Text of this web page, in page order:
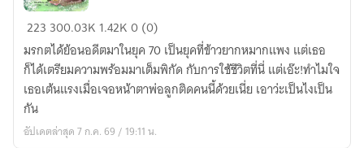
70s
(มี
E-
book)
ย้อน
มา
มี
ครอบครัว
ที่
อบอุ่น
223 300.03K 1.42K0 (0)
มรกตได้ย้อนอดีตมาในยุค 70 เป็นยุคที่ข้าวยากหมากแพง แต่เธอ
ก็ได้เตรียมความพร้อมมาเต็มพิกัด กับการใช้ชีวิตที่นี่ แต่เอ๊ะ!ทำไมใจ
เธอเต้นแรงเมื่อเจอหน้าตาพ่อลูกติดคนนี้ด้วยเนี่ย เอาว่ะเป็นไงเป็น
กัน
อัปเดตล่าสุด 7 ก.ค. 69 / 19:11 น.